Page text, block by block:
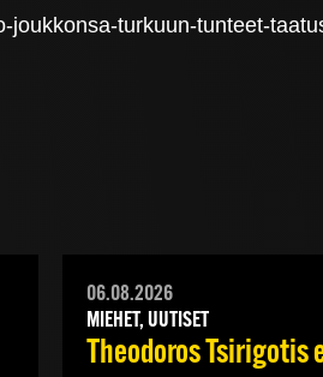
joukkonsa-turkuun-tunteet-
06.08.2026
MIEHET, UUTISET
Theodoros Tsirigotis